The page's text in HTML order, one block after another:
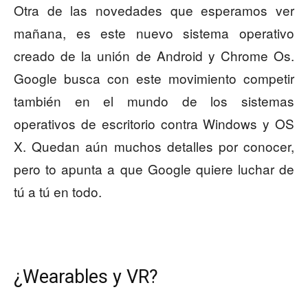
Otra de las novedades que esperamos ver
mañana, es este nuevo sistema operativo
creado de la unión de Android y Chrome Os.
Google busca con este movimiento competir
también en el mundo de los sistemas
operativos de escritorio contra Windows y OS
X. Quedan aún muchos detalles por conocer,
pero to apunta a que Google quiere luchar de
tú a tú en todo.
¿Wearables y VR?